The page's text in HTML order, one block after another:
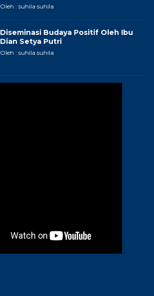
Oleh : suhila suhila
Diseminasi Budaya Positif Oleh Ibu
Dian Setya Putri
Oleh : suhila suhila